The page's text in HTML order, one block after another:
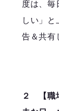
度は、
しい」
告＆共有
２ 【職